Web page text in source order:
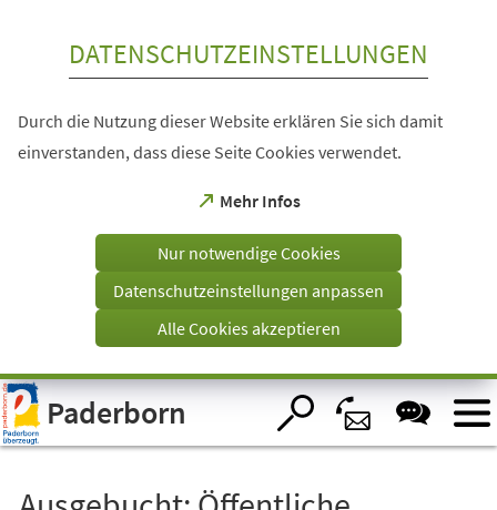
Visuelle
Assistenzsoftware
öffnen.
DATENSCHUTZEINSTELLUNGEN
Durch die Nutzung dieser Website erklären Sie sich damit
einverstanden, dass diese Seite Cookies verwendet.
Mehr Infos
(Öffnet
einem
Tab)
Nur notwendige Cookies
Datenschutzeinstellungen anpassen
Alle Cookies akzeptieren
Paderborn